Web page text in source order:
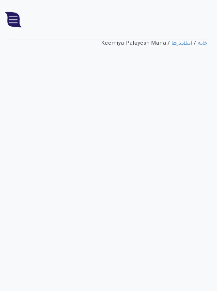
خانه/ اسلایدرها/ Keemiya Palayesh Mana